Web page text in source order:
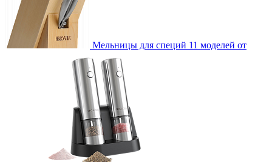
Мельницы для специй 11 моделей от